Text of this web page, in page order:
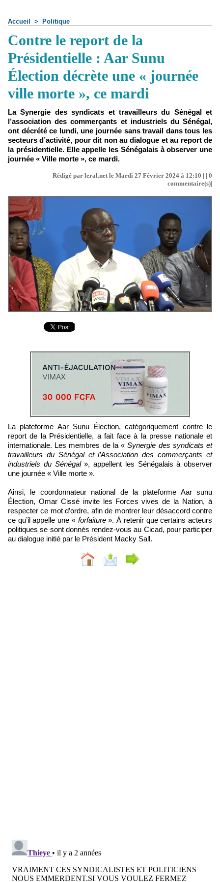
Accueil > Politique
Contre le report de la
Présidentielle : Aar Sunu
Élection décrète une « journée
ville morte », ce mardi
La Synergie des syndicats et travailleurs du Sénégal et
l’association des commerçants et industriels du Sénégal,
ont décrété ce lundi, une journée sans travail dans tous les
secteurs d’activité, pour dit non au dialogue et au report de
la présidentielle. Elle appelle les Sénégalais à observer une
journée « Ville morte », ce mardi.
Rédigé par leral.net le Mardi 27 Février 2024 à 12:10 | | 0
commentaire(s)|
La plateforme Aar Sunu Élection, catégoriquement contre le
report de la Présidentielle, a fait face à la presse nationale et
internationale. Les membres de la «Synergie des syndicats et
travailleurs du Sénégal et l’Association des commerçants et
industriels du Sénégal», appellent les Sénégalais à observer
une journée « Ville morte ».
Ainsi, le coordonnateur national de la plateforme Aar sunu
Élection, Omar Cissé invite les Forces vives de la Nation, à
respecter ce mot d’ordre, afin de montrer leur désaccord contre
ce qu’il appelle une « forfaiture». À retenir que certains acteurs
politiques se sont donnés rendez-vous au Cicad, pour participer
au dialogue initié par le Président Macky Sall.